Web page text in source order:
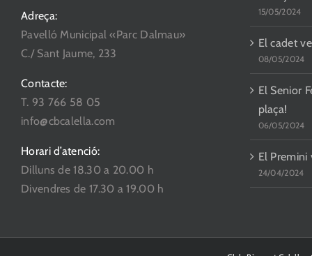
Adreça:
Pavelló Municipal «Parc Dalmau»
C./ Sant Jaume, 233
Contacte:
T. 93 766 58 05
info@cbcalella.com
Horari d’atenció:
Dilluns de 18.30 a 20.00 h
Divendres de 17.30 a 19.00 h
15/05/2024
El cadet
08/05/2024
El Senior
plaça!
06/05/2024
El Premini
24/04/2024